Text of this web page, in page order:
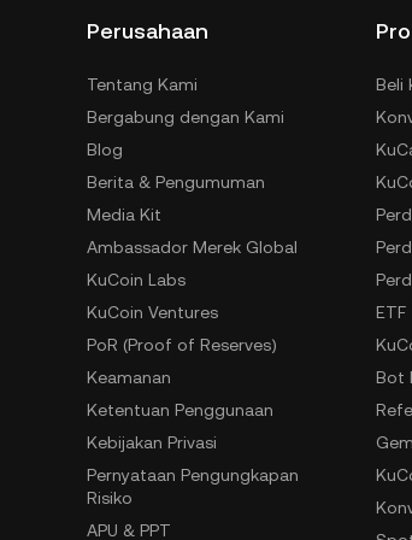
Perusahaan
Tentang Kami
Bergabung dengan Kami
Blog
Berita & Pengumuman
Media Kit
Ambassador Merek Global
KuCoin Labs
KuCoin Ventures
PoR (Proof of Reserves)
Keamanan
Ketentuan Penggunaan
Kebijakan Privasi
Pernyataan Pengungkapan
Risiko
APU & PPT
Beli
ETF
Bot